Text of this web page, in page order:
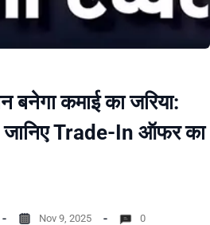
बनेगा कमाई का जरिया:
जानिए Trade-In ऑफर का
Nov 9, 2025 0